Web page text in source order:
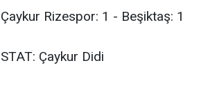
Çaykur Rizespor: 1 - Beşiktaş: 1
STAT: Çaykur Didi